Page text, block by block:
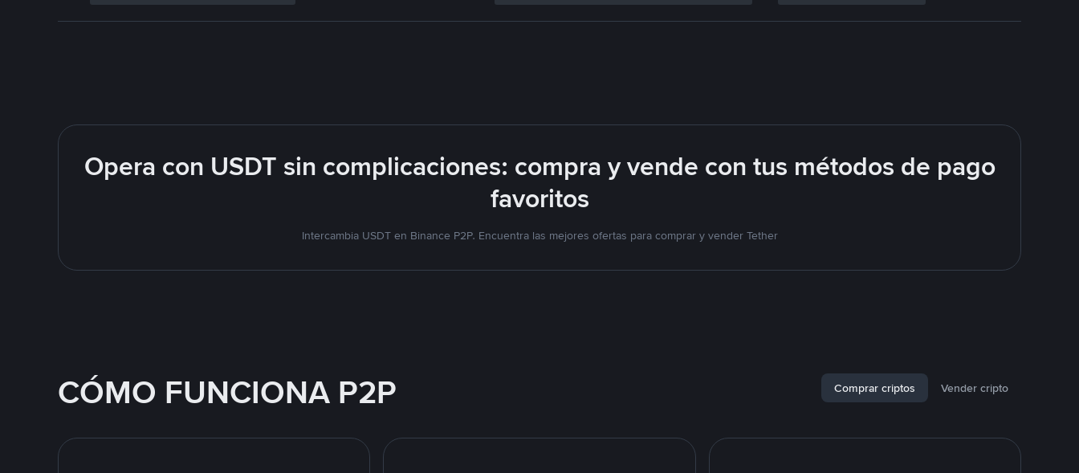
Opera con USDT sin complicaciones: compra y vende con tus métodos de pago
favoritos
Intercambia USDT en Binance P2P. Encuentra las mejores ofertas para comprar y vender Tether
CÓMO FUNCIONA P2P Comprar criptos Vender cripto